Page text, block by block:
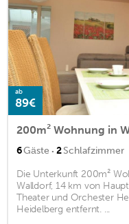
ab
89€
200m² Wohnung in
6Gäste · 2Schlafzimmer
Die Unterkunft 200m²
Walldorf, 14 km von
Theater und Orchester
Heidelberg entfernt. ...